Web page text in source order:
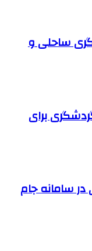
ساحلی و
برای
در سامانه جام